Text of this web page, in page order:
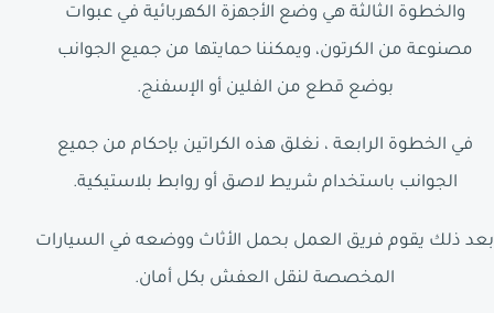
والخطوة الثالثة هي وضع الأجهزة الكهربائية في عبوات
مصنوعة من الكرتون، ويمكننا حمايتها من جميع الجوانب
بوضع قطع من الفلين أو الإسفنج.
في الخطوة الرابعة ، نغلق هذه الكراتين بإحكام من جميع
الجوانب باستخدام شريط لاصق أو روابط بلاستيكية.
بعد ذلك يقوم فريق العمل بحمل الأثاث ووضعه في السيارات
المخصصة لنقل العفش بكل أمان.